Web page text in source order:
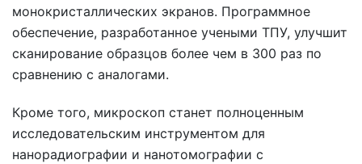
монокристаллических экранов. Программное
обеспечение, разработанное учеными ТПУ, улучшит
сканирование образцов более чем в 300 раз по
сравнению с аналогами.
Кроме того, микроскоп станет полноценным
исследовательским инструментом для
нанорадиографии и нанотомографии с